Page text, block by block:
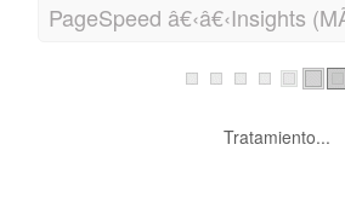
PageSpeed â€‹â€‹Insights
Tratamiento...